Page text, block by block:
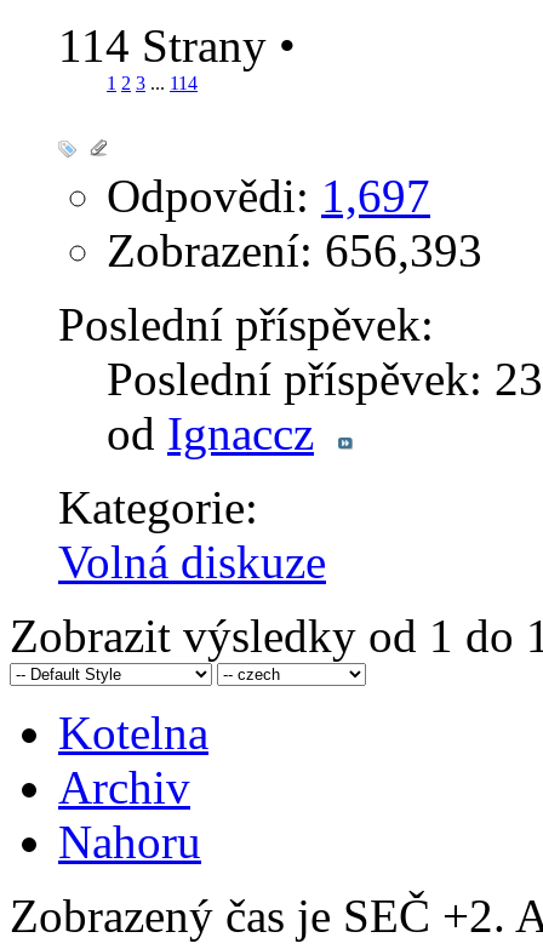
114 Strany •
1 2 3 ... 114
Odpovědi: 1,697
Zobrazení: 656,393
Poslední příspěvek:
Poslední příspěvek:
od Ignaccz
Kategorie:
Volná diskuze
Zobrazit výsledky od 1 do
Kotelna
Archiv
Nahoru
Zobrazený čas je SEČ +2.